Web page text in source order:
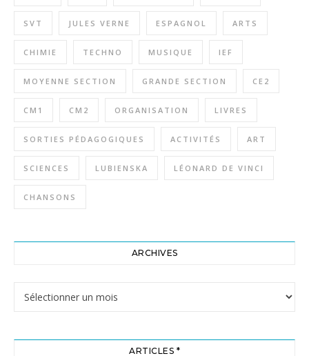
SVT JULES VERNE ESPAGNOL ARTS
CHIMIE TECHNO MUSIQUE IEF
MOYENNE SECTION GRANDE SECTION CE2
CM1 CM2 ORGANISATION LIVRES
SORTIES PÉDAGOGIQUES ACTIVITÉS ART
SCIENCES LUBIENSKA LÉONARD DE VINCI
CHANSONS
ARCHIVES
ARTICLES *